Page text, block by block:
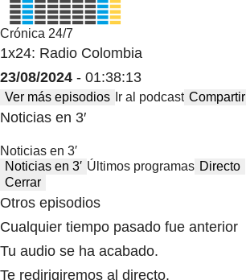
Crónica 24/7
1x24: Radio Colombia
23/08/2024 - 01:38:13
Ver más episodios Ir al podcast Compartir
Noticias en 3′
Noticias en 3′
Noticias en 3′ Últimos programas Directo
Cerrar
Otros episodios
Cualquier tiempo pasado fue anterior
Tu audio se ha acabado.
Te redirigiremos al directo.